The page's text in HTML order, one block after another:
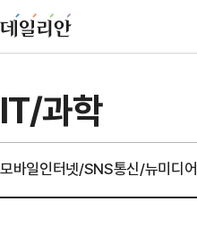
IT/과학
모바일인터넷/SNS통신/뉴미디어